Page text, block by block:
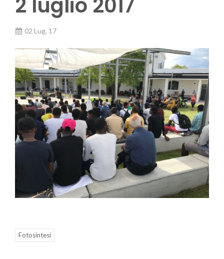
2 luglio 2017
02 Lug, 17
Fotosintesi